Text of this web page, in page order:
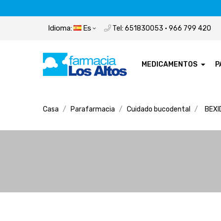
Idioma: Es Tel: 651830053 · 966 799 420
MEDICAMENTOS
Casa Parafarmacia Cuidado bucodental